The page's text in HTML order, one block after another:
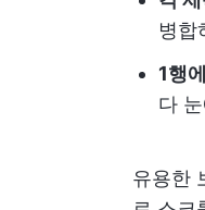
병합
1행
다
유용한